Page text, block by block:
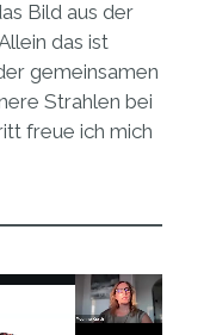
Bild aus der
das ist
gemeinsamen
Strahlen bei
freue ich mich